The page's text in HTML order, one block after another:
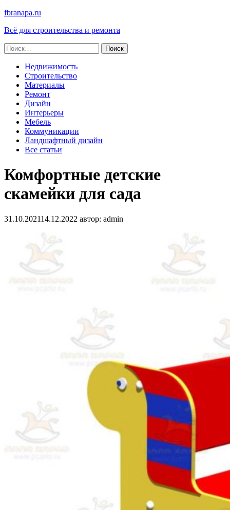
fbranapa.ru
Всё для строительства и ремонта
Найти:
Недвижимость
Строительство
Материалы
Ремонт
Дизайн
Интерьеры
Мебель
Коммуникации
Ландшафтный дизайн
Все статьи
Комфортные детские
скамейки для сада
31.10.202114.12.2022 автор: admin